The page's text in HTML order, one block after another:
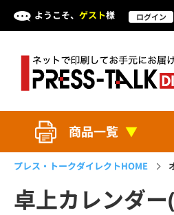
ようこそ、 ゲスト様 ログイン
商品一覧
プレス・トークダイレクトHOME
卓上カレンダ